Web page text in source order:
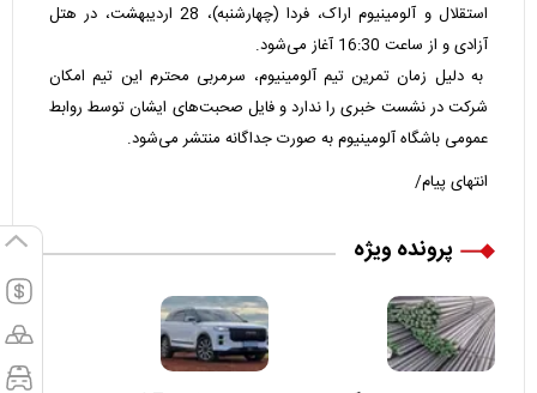
استقلال و آلومینیوم اراک، فردا (چهارشنبه)، 28 اردیبهشت، در هتل
آزادی و از ساعت 16:30 آغاز می‌شود.
به دلیل زمان تمرین تیم آلومینیوم، سرمربی محترم این تیم امکان
شرکت در نشست خبری را ندارد و فایل صحبت‌های ایشان توسط روابط
عمومی باشگاه آلومینیوم به صورت جداگانه منتشر می‌شود.
انتهای پیام/
پرونده ویژه